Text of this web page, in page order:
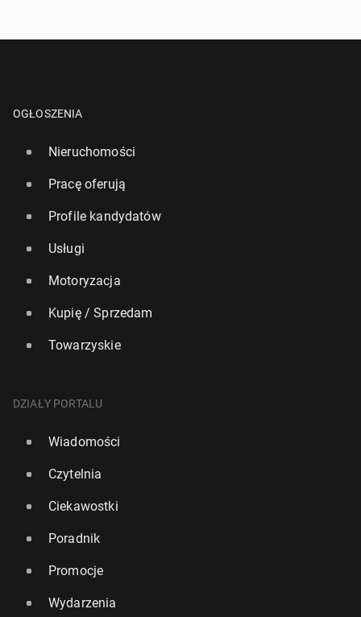
OGŁOSZENIA
Nieruchomości
Pracę oferują
Profile kandydatów
Usługi
Motoryzacja
Kupię / Sprzedam
Towarzyskie
DZIAŁY PORTALU
Wiadomości
Czytelnia
Ciekawostki
Poradnik
Promocje
Wydarzenia